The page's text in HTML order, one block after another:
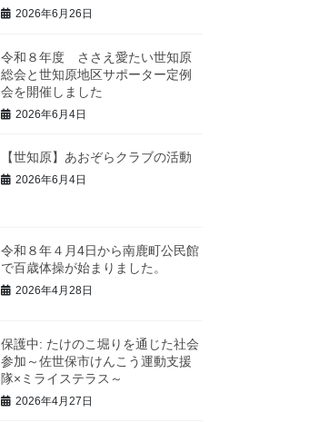
2026年6月26日
令和８年度 ささえ愛たい世知原
総会と世知原地区サポーター定例
会を開催しました
2026年6月4日
【世知原】あおぞらクラブの活動
2026年6月4日
令和８年４月4日から南鹿町公民館
で百歳体操が始まりました。
2026年4月28日
保護中: たけのこ堀りを通じた社会
参加～佐世保市けんこう運動支援
隊×ミライステラス～
2026年4月27日